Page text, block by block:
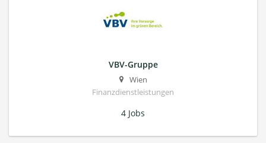
VBV-Gruppe
Wien
Finanzdienstleistungen
4 Jobs